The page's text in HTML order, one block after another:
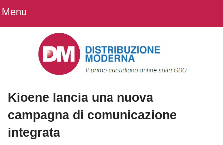
Menu
Kioene lancia una nuova
campagna di comunicazione
integrata